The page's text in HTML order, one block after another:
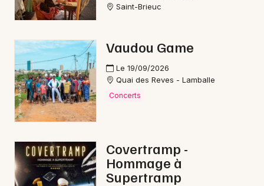
Rap dans les Côtes d'Armor
Rap en Bretagne
Newsletter des sorties
Artistes en tournée
Actus à Lannion
Saint-Brieuc
Vaudou Game
Le 19/09/2026
Quai des Reves - Lamballe
Concerts
Covertramp -
Hommage à
Supertramp